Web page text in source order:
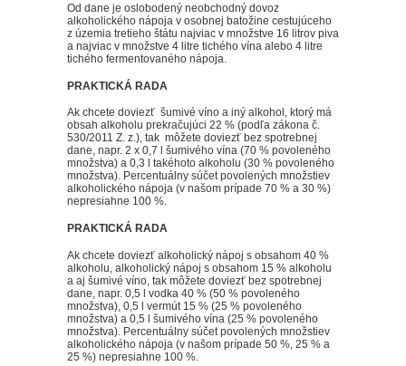
Od dane je oslobodený neobchodný dovoz
alkoholického nápoja v osobnej batožine cestujúceho
z územia tretieho štátu najviac v množstve 16 litrov piva
a najviac v množstve 4 litre tichého vína alebo 4 litre
tichého fermentovaného nápoja.
PRAKTICKÁ RADA
Ak chcete doviezť šumivé víno a iný alkohol, ktorý má
obsah alkoholu prekračujúci 22 % (podľa zákona č.
530/2011 Z. z.), tak môžete doviezť bez spotrebnej
dane, napr. 2 x 0,7 l šumivého vína (70 % povoleného
množstva) a 0,3 l takéhoto alkoholu (30 % povoleného
množstva). Percentuálny súčet povolených množstiev
alkoholického nápoja (v našom prípade 70 % a 30 %)
nepresiahne 100 %.
PRAKTICKÁ RADA
Ak chcete doviezť alkoholický nápoj s obsahom 40 %
alkoholu, alkoholický nápoj s obsahom 15 % alkoholu
a aj šumivé víno, tak môžete doviezť bez spotrebnej
dane, napr. 0,5 l vodka 40 % (50 % povoleného
množstva), 0,5 l vermút 15 % (25 % povoleného
množstva) a 0,5 l šumivého vína (25 % povoleného
množstva). Percentuálny súčet povolených množstiev
alkoholického nápoja (v našom prípade 50 %, 25 % a
25 %) nepresiahne 100 %.